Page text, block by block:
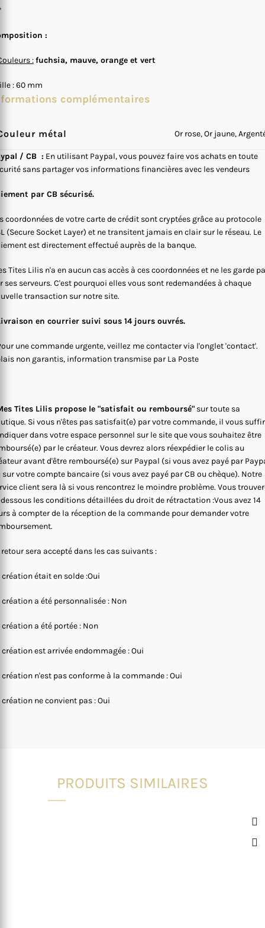
:
:fuchsia, mauve, orange et vert
: 60 mm
complémentaires
métal Or rose, Or jaune,
/ CB : En utilisant Paypal, vous pouvez faire vos achats en toute
sans partager vos informations financières avec les vendeurs
par CB sécurisé.
coordonnées de votre carte de crédit sont cryptées grâce au protocole
(Secure Socket Layer) et ne transitent jamais en clair sur le réseau. Le
est directement effectué auprès de la banque.
Tites Lilis n'a en aucun cas accès à ces coordonnées et ne les garde
ses serveurs. C'est pourquoi elles vous sont redemandées à chaque
transaction sur notre site.
en courrier suivi sous 14 jours ouvrés.
une commande urgente, veillez me contacter via l'onglet 'contact'.
non garantis, information transmise par La Poste
Tites Lilis propose le "satisfait ou remboursé" sur toute sa
Si vous n'êtes pas satisfait(e) par votre commande, il vous
dans votre espace personnel sur le site que vous souhaitez être
par le créateur. Vous devrez alors réexpédier le colis au
avant d'être remboursé(e) sur Paypal (si vous avez payé par
sur votre compte bancaire (si vous avez payé par CB ou chèque). Notre
client sera là si vous rencontrez le moindre problème. Vous
les conditions détaillées du droit de rétractation :Vous avez 14
à compter de la réception de la commande pour demander votre
retour sera accepté dans les cas suivants :
création était en solde :Oui
création a été personnalisée : Non
création a été portée : Non
création est arrivée endommagée : Oui
création n'est pas conforme à la commande : Oui
création ne convient pas : Oui
PRODUITS SIMILAIRES